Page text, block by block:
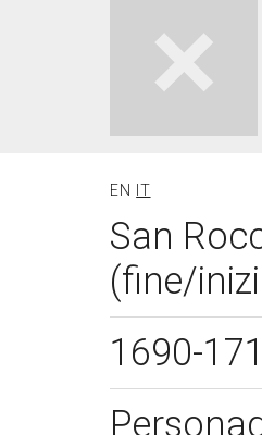
EN IT
San
(fine/
1690-